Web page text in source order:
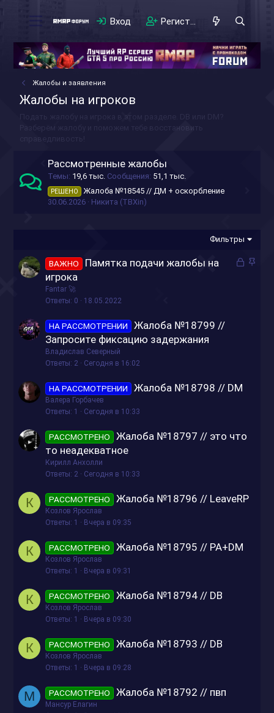
Вход Регистрация
Жалобы и заявления
Жалобы на игроков
Подать жалобу на игрока в этом разделе. DB или DM?
Разберём жалобу и поможем тебе восстановить
справедливость!
Рассмотренные жалобы
Темы 19,6 тыс. Сообщения 51,1 тыс.
РЕШЕНО
Жалоба №18545 // ДМ + оскорбление
30.06.2026
Никита (TBXin)
Фильтры
З З
ВАЖНО
Памятка подачи жалобы на
игрока
Fantar 🚀
Ответы 0 18.05.2022
НА РАССМОТРЕНИИ
Жалоба №18799 //
Запросите фиксацию задержания
Владислав Северный
Ответы 2 Сегодня в 16:02
НА РАССМОТРЕНИИ Жалоба №18798 // DM
Валера Горбачев
Ответы 1 Сегодня в 10:33
РАССМОТРЕНО
Жалоба №18797 // это что
то неадекватное
Кирилл Анхолли
Ответы 2 Сегодня в 10:33
К РАССМОТРЕНО Жалоба №18796 // LeaveRP
Козлов Ярослав
Ответы 1 Вчера в 09:35
К РАССМОТРЕНО Жалоба №18795 // PA+DM
Козлов Ярослав
Ответы 1 Вчера в 09:31
К РАССМОТРЕНО Жалоба №18794 // DB
Козлов Ярослав
Ответы 1 Вчера в 09:30
К РАССМОТРЕНО Жалоба №18793 // DB
Козлов Ярослав
Ответы 1 Вчера в 09:28
М РАССМОТРЕНО Жалоба №18792 // пвп
Мансур Елагин